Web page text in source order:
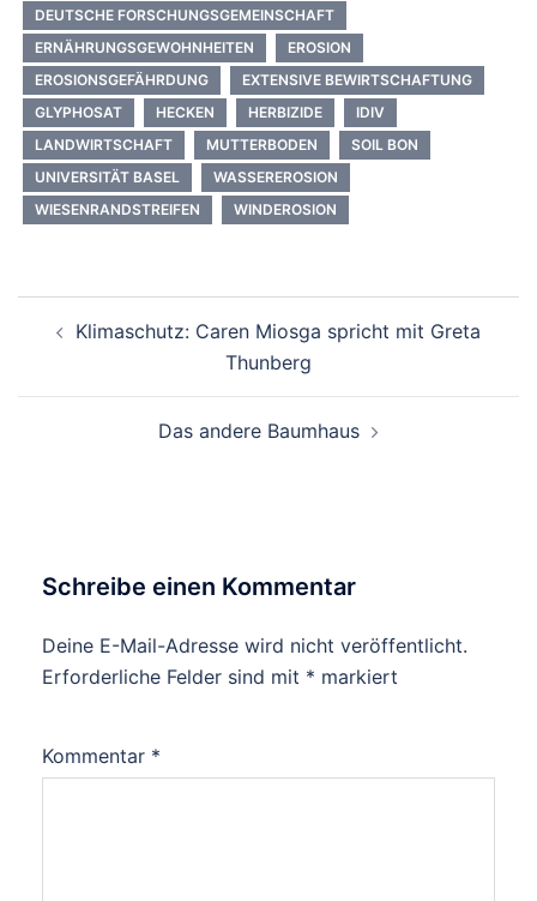
DEUTSCHE FORSCHUNGSGEMEINSCHAFT
ERNÄHRUNGSGEWOHNHEITEN
EROSION
EROSIONSGEFÄHRDUNG
EXTENSIVE BEWIRTSCHAFTUNG
GLYPHOSAT
HECKEN HERBIZIDE
IDIV
LANDWIRTSCHAFT
MUTTERBODEN
SOIL BON
UNIVERSITÄT BASEL
WASSEREROSION
WIESENRANDSTREIFEN
WINDEROSION
Navigation
Klimaschutz: Caren Miosga spricht mit Greta
Thunberg
Das andere Baumhaus
Schreibe einen Kommentar
Deine E-Mail-Adresse wird nicht veröffentlicht.
Erforderliche Felder sind mit * markiert
Kommentar *